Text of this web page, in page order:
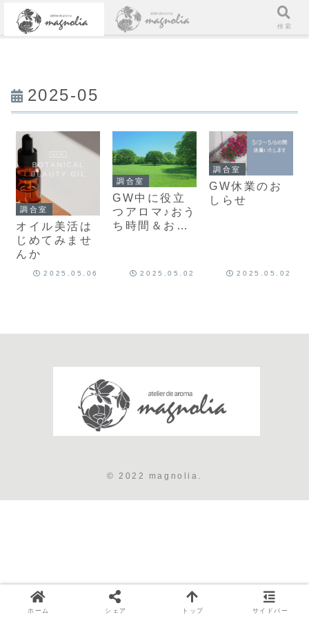
2025-05
調合室
オイル美活は
じめてみませ
んか
2025.05.06
調合室
GW中に役立
つアロマ♪おう
ち時間＆お出
2025.05.02
調合室
GW休業のお
しらせ
2025.05.02
© 2022 magnolia.
メニュー 検索
ホーム シェア トップ サイドバー